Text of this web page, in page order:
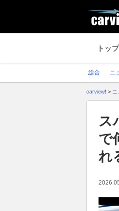
トップ
総合 ニ
carview! > ニ
ス
で
れ